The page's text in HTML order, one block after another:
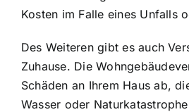
Kosten im Falle eines Unfalls
Des Weiteren gibt es auch
Zuhause. Die
Schäden an Ihrem Haus ab,
Wasser oder